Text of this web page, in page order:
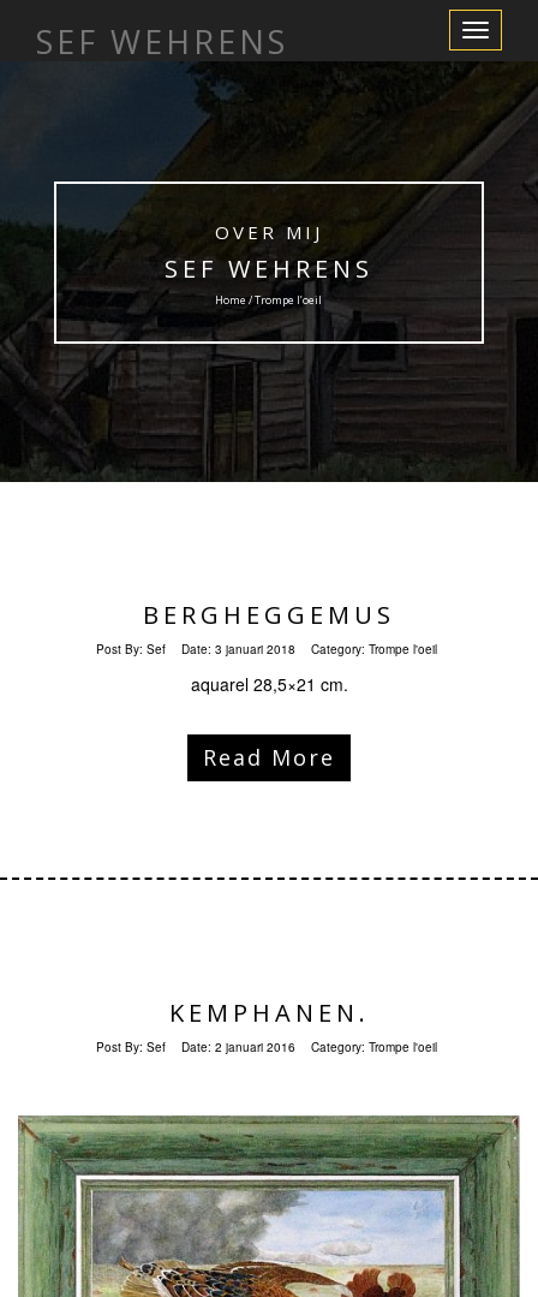
Toggle
Navigation
SEF WEHRENS
OVER MIJ
SEF WEHRENS
Home / Trompe l’oeil
BERGHEGGEMUS
Post By: Sef Date: 3 januari 2018 Category: Trompe l'oeil
aquarel 28,5×21 cm.
Read More
KEMPHANEN.
Post By: Sef Date: 2 januari 2016 Category: Trompe l'oeil